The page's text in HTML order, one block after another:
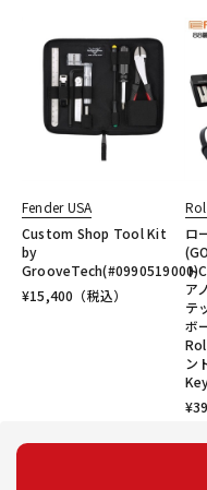
Fender USA
Custom Shop Tool Kit
by
GrooveTech(#0990519000)
¥15,400 （税込）
ロ
ト
ア
テ
ボ
ン
¥